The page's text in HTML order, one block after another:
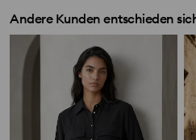
Andere Kunden entschieden